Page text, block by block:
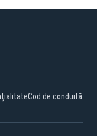
Cod de conduită